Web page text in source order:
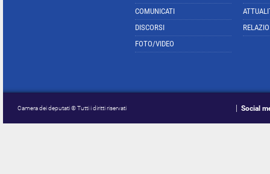
COMUNICATI
DISCORSI
FOTO/VIDEO
Camera dei deputati © Tutti i diritti riservati Social